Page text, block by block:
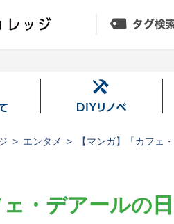
DIY
ノ
エンタメ 【マンガ】「カフェ
ェ・デアールの